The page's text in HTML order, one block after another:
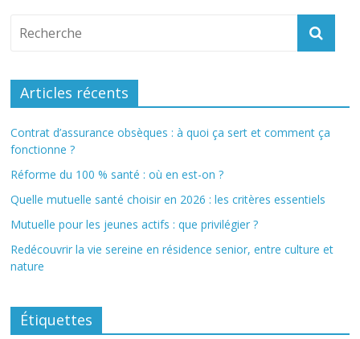
Articles récents
Contrat d’assurance obsèques : à quoi ça sert et comment ça
fonctionne ?
Réforme du 100 % santé : où en est-on ?
Quelle mutuelle santé choisir en 2026 : les critères essentiels
Mutuelle pour les jeunes actifs : que privilégier ?
Redécouvrir la vie sereine en résidence senior, entre culture et
nature
Étiquettes